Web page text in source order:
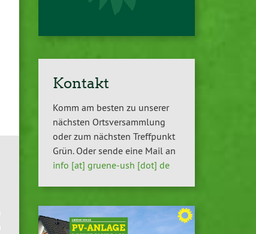
Kontakt
Komm am besten zu unserer
nächsten Ortsversammlung
oder zum nächsten Treffpunkt
Grün. Oder sende eine Mail an
info [at] gruene-ush [dot] de